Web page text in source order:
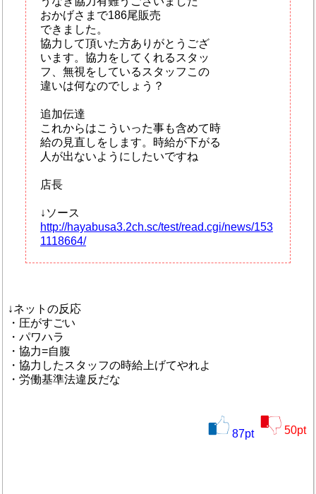
おかげさまで186尾販売
できました。
協力して頂いた方ありがとうござ
います。協力をしてくれるスタッ
フ、無視をしているスタッフこの
違いは何なのでしょう？
追加伝達
これからはこういった事も含めて時
給の見直しをします。時給が下がる
人が出ないようにしたいですね
店長
↓ソース
http://hayabusa3.2ch.sc/test/read.cgi/news/153
1118664/
↓ネットの反応
・圧がすごい
・パワハラ
・協力=自腹
・協力したスタッフの時給上げてやれよ
・労働基準法違反だな
87pt 50pt